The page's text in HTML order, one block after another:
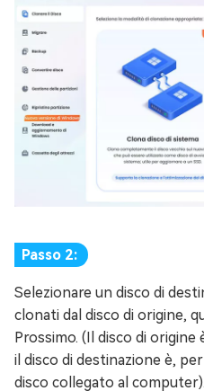
Passo 2:
Selezionare un disco di
clonati dal disco di origine,
Prossimo. (Il disco di origine
il disco di destinazione è,
disco collegato al computer).